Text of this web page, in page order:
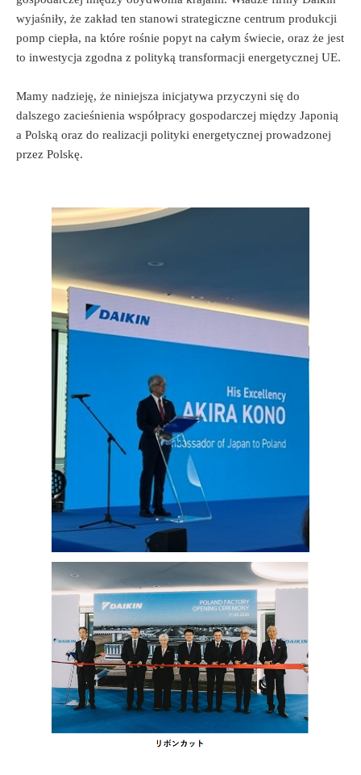
wyjaśniły, że zakład ten stanowi strategiczne centrum produkcji
pomp ciepła, na które rośnie popyt na całym świecie, oraz że jest
to inwestycja zgodna z polityką transformacji energetycznej UE.
Mamy nadzieję, że niniejsza inicjatywa przyczyni się do
dalszego zacieśnienia współpracy gospodarczej między Japonią
a Polską oraz do realizacji polityki energetycznej prowadzonej
przez Polskę.